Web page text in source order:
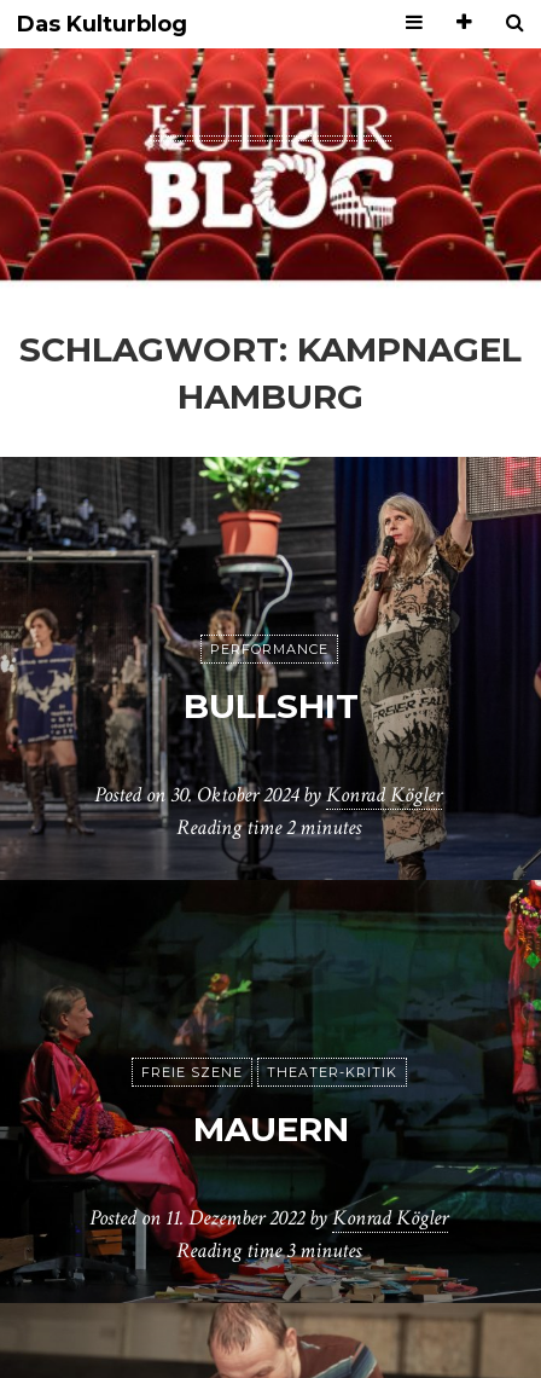
Das Kulturblog
SCHLAGWORT: KAMPNAGEL
HAMBURG
PERFORMANCE
BULLSHIT
Posted on30. Oktober 2024byKonrad Kögler
Reading time2 minutes
FREIE SZENE THEATER-KRITIK
MAUERN
Posted on11. Dezember 2022 byKonrad Kögler
Reading time3 minutes